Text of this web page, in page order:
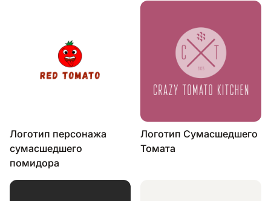
Логотип персонажа
сумасшедшего
помидора
Логотип Сумасшедшего
Томата